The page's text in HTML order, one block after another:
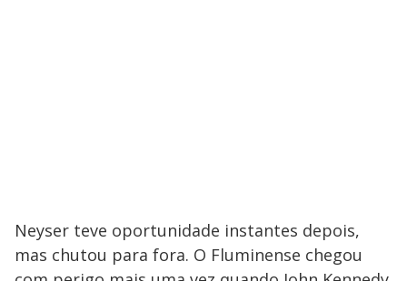
Neyser teve oportunidade instantes depois,
mas chutou para fora. O Fluminense chegou